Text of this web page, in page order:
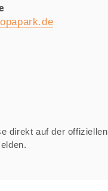
direkt auf der offiziellen